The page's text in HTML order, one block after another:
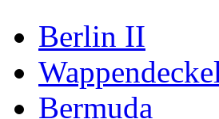
Berlin II
Bermuda